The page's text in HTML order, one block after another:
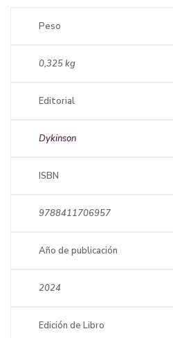
Peso
0,325 kg
Editorial
Dykinson
ISBN
9788411706957
Año de publicación
2024
Edición de Libro